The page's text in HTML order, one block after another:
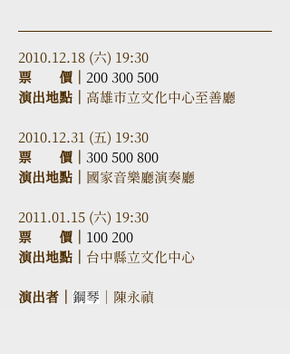
2010.12.18 (六) 19:30
票　　價｜ 200 300 500
演出地點｜ 高雄市立文化中心至善廳
2010.12.31 (五) 19:30
票　　價｜ 300 500 800
演出地點｜
國家音樂廳演奏廳
2011.01.15 (六) 19:30
票　　價｜ 100 200
演出地點｜ 台中縣立文化中心
演出者｜ 鋼琴 ｜陳永禎